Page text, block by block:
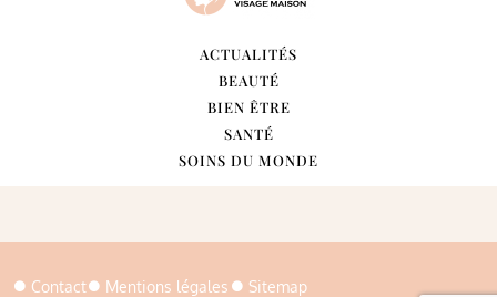
ACTUALITÉS
BEAUTÉ
BIEN ÊTRE
SANTÉ
SOINS DU MONDE
Contact Mentions légales Sitemap